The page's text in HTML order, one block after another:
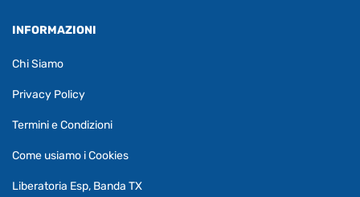
INFORMAZIONI
Chi Siamo
Privacy Policy
Termini e Condizioni
Come usiamo i Cookies
Liberatoria Esp, Banda TX